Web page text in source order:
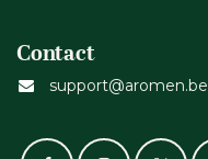
Contact
support@aromen.be